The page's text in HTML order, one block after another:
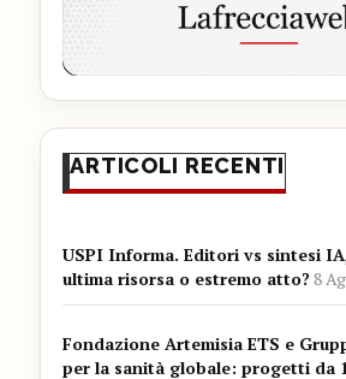
ARTICOLI RECENTI
USPI Informa. Editori vs sintesi
ultima risorsa o estremo atto?8
Fondazione Artemisia ETS e
per la sanità globale: progetti da